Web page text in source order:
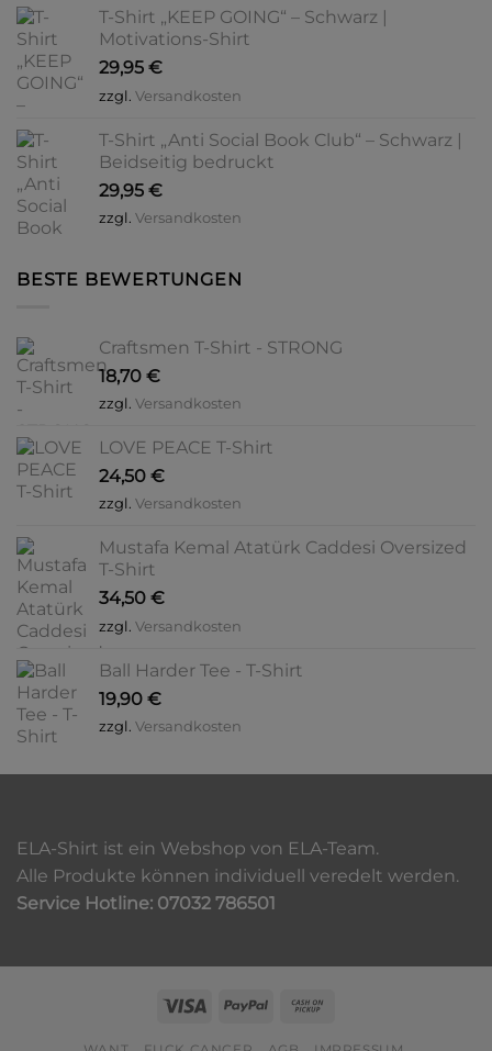
T-Shirt „KEEP GOING“ – Schwarz |
Motivations-Shirt
29,95 €
zzgl. Versandkosten
T-Shirt „Anti Social Book Club“ – Schwarz |
Beidseitig bedruckt
29,95 €
zzgl. Versandkosten
BESTE BEWERTUNGEN
Craftsmen T-Shirt - STRONG
18,70 €
zzgl. Versandkosten
LOVE PEACE T-Shirt
24,50 €
zzgl. Versandkosten
Mustafa Kemal Atatürk Caddesi Oversized
T-Shirt
34,50 €
zzgl. Versandkosten
Ball Harder Tee - T-Shirt
19,90 €
zzgl. Versandkosten
ELA-Shirt ist ein Webshop von ELA-Team.
Alle Produkte können individuell veredelt werden.
Service Hotline: 07032 786501
Visa PayPal